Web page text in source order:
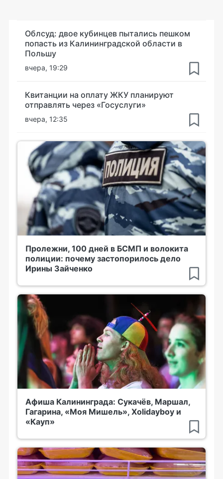
Облсуд: двое кубинцев пытались пешком
попасть из Калининградской области в
Польшу
вчера, 19:29
Квитанции на оплату ЖКУ планируют
отправлять через «Госуслуги»
вчера, 12:35
Пролежни, 100 дней в БСМП и волокита
полиции: почему застопорилось дело
Ирины Зайченко
Афиша Калининграда: Сукачёв, Маршал,
Гагарина, «Моя Мишель», Xolidayboy и
«Кауп»